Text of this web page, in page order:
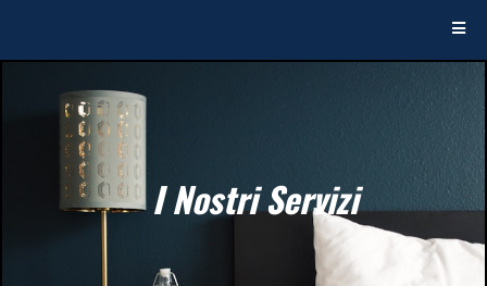
I Nostri Servizi